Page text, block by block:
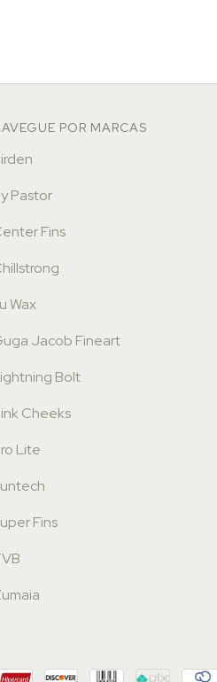
POR MARCAS
Pastor
Fins
Wax
Jacob Fineart
Bolt
Cheeks
Lite
Fins